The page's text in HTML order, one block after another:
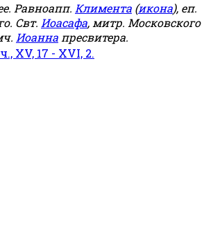
Равноапп. Климента (икона), еп.
Свт. Иоасафа, митр. Московского
Иоанна пресвитера.
XV, 17 - XVI, 2.